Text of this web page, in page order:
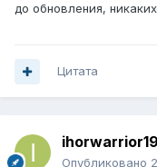
до обновления,
Цитата
Опубликовано